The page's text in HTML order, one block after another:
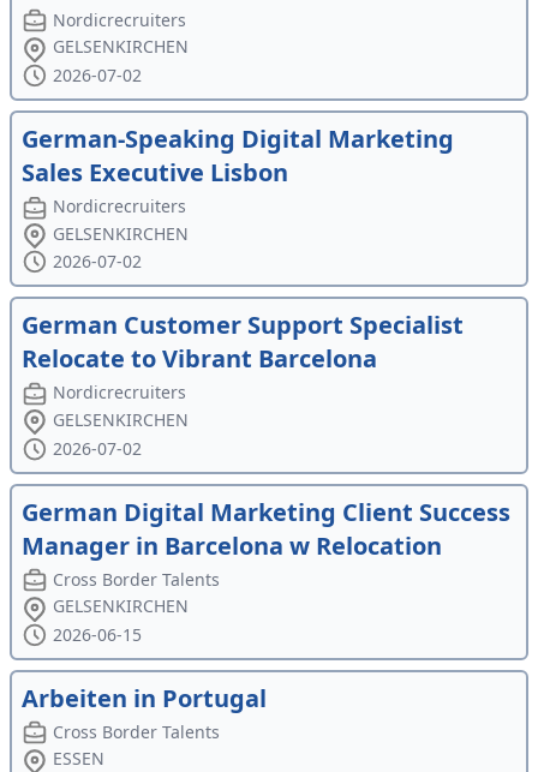
Nordicrecruiters
GELSENKIRCHEN
2026-07-02
German-Speaking Digital Marketing
Sales Executive Lisbon
Nordicrecruiters
GELSENKIRCHEN
2026-07-02
German Customer Support Specialist
Relocate to Vibrant Barcelona
Nordicrecruiters
GELSENKIRCHEN
2026-07-02
German Digital Marketing Client Success
Manager in Barcelona w Relocation
Cross Border Talents
GELSENKIRCHEN
2026-06-15
Arbeiten in Portugal
Cross Border Talents
ESSEN